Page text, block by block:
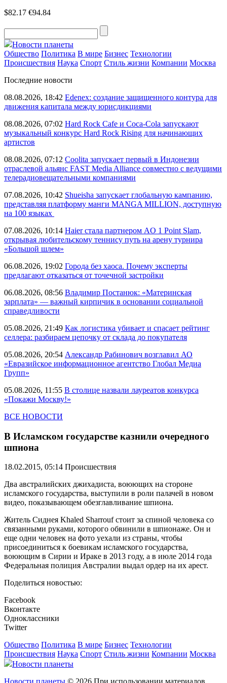
$82.17 €94.84
Новости планеты
Общество Политика В мире Бизнес Технологии
Происшествия Наука Спорт Стиль жизни Компании Москва
Последние новости
08.08.2026, 18:42 Edenex: создание защищенного контура для
движения капитала между юрисдикциями
08.08.2026, 07:02 Hard Rock Cafe и Coca-Cola запускают
музыкальный конкурс Hard Rock Rising для начинающих
артистов
08.08.2026, 07:12 Coolita запускает первый в Индонезии
отраслевой альянс FAST Media Alliance совместно с ведущими
телерадиовещательными компаниями
07.08.2026, 10:42 Shueisha запускает глобальную кампанию,
представляя платформу манги MANGA MILLION, доступную
на 100 языках
07.08.2026, 10:14 Haier стала партнером AO 1 Point Slam,
открывая любительскому теннису путь на арену турнира
«Большой шлем»
06.08.2026, 19:02 Города без хаоса. Почему эксперты
предлагают отказаться от точечной застройки
06.08.2026, 08:56 Владимир Постанюк: «Материнская
зарплата» — важный кирпичик в основании социальной
справедливости
05.08.2026, 21:49 Как логистика убивает и спасает рейтинг
селлера: разбираем цепочку от склада до покупателя
05.08.2026, 20:54 Александр Рабинович возглавил АО
«Евразийское информационное агентство Глобал Медиа
Групп»
05.08.2026, 11:55 В столице назвали лауреатов конкурса
«Покажи Москву!»
ВСЕ НОВОСТИ
В Исламском государстве казнили очередного
шпиона
18.02.2015, 05:14 Происшествия
Два австралийских джихадиста, воюющих на стороне
исламского государства, выступили в роли палачей в новом
видео, показывающем обезглавливание шпиона.
Житель Сиднея Khaled Sharrouf стоит за спиной человека со
связанными руками, которого обвинили в шпионаже. Он и
еще одни человек на фото уехали из страны, чтобы
присоединиться к боевикам исламского государства,
воюющим в Сирии и Ираке в 2013 году, а в июле 2014 года
Федеральная полиция Австралии выдал ордер на их арест.
Поделиться новостью:
Facebook
Вконтакте
Одноклассники
Twitter
Общество Политика В мире Бизнес Технологии
Происшествия Наука Спорт Стиль жизни Компании Москва
Новости планеты